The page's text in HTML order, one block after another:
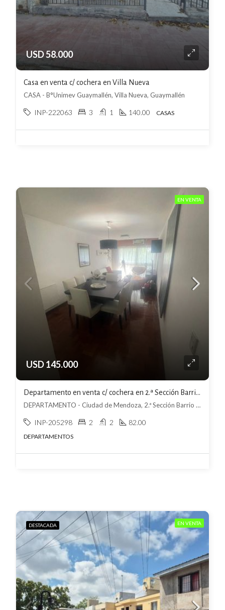
USD 58.000
Casa en venta c/ cochera en Villa Nueva
CASA - B°Unimev Guaymallén, Villa Nueva, Guaymallén
INP-222063 3 1 140.00 CASAS
EN VENTA
USD 145.000
Departamento en venta c/ cochera en 2.ª Sección Barrio Cívico
DEPARTAMENTO - Ciudad de Mendoza, 2.ª Sección Barrio Cívico, Mendoza
INP-205298 2 2 82.00
DEPARTAMENTOS
DESTACADA EN VENTA